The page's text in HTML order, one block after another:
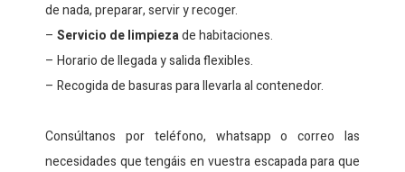
de nada, preparar, servir y recoger.
– Servicio de limpiezade habitaciones.
– Horario de llegada y salida flexibles.
– Recogida de basuras para llevarla al contenedor.
Consúltanos por teléfono, whatsapp o correo las
necesidades que tengáis en vuestra escapada para que